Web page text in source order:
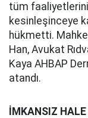
tüm
kesinleşinceye
hükmetti.
Han, Avukat
Kaya AHBAP
atandı.
İMKANSIZ HALE